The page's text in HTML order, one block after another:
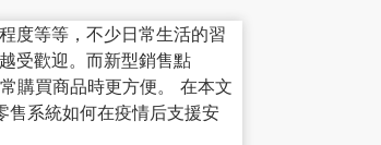
度等等，不少日常生活的習
受歡迎。而新型銷售點
購買商品時更方便。 在本文
售系統如何在疫情后支援安